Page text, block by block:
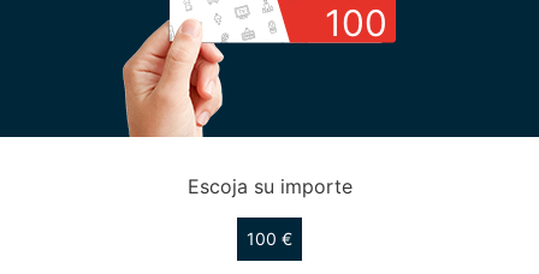
100
Escoja su importe
100 €